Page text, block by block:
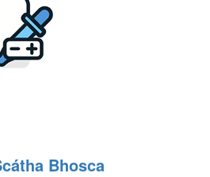
Bhosca